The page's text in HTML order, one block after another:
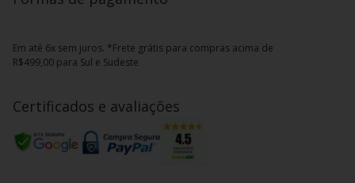
Em até 6x sem juros. *Frete grátis para compras acima de
R$499,00 para Sul e Sudeste
Certificados e avaliações